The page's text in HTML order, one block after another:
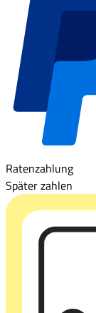
Ratenzahlung
Später zahlen